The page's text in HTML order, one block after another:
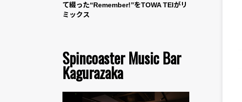
て綴った“Remember!”をTOWA TEIがリ
ミックス
Spincoaster Music Bar
Kagurazaka